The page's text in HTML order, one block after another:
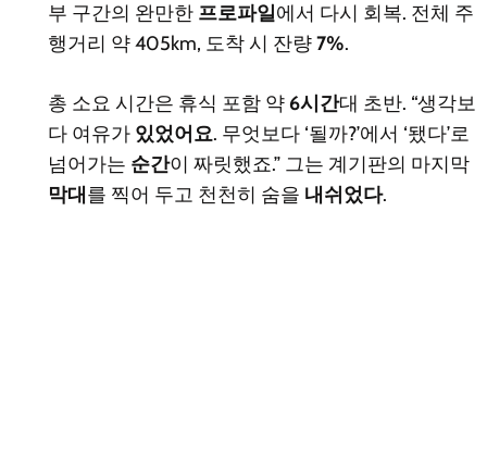
부 구간의 완만한 프로파일에서 다시 회복. 전체 주
행거리 약 405km, 도착 시 잔량7%.
총 소요 시간은 휴식 포함 약6시간대 초반. “생각보
다 여유가 있었어요. 무엇보다 ‘될까?’에서 ‘됐다’로
넘어가는 순간이 짜릿했죠.” 그는 계기판의 마지막
막대 를 찍어 두고 천천히 숨을 내쉬었다.